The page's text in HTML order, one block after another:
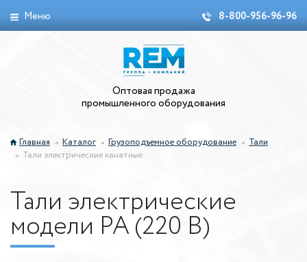
Меню 8-800-956-96-96
Оптовая продажа
промышленного оборудования
Главная Каталог Грузоподъемное оборудование
Тали
Тали электрические канатные
Тали электрические
модели РА (220 В)